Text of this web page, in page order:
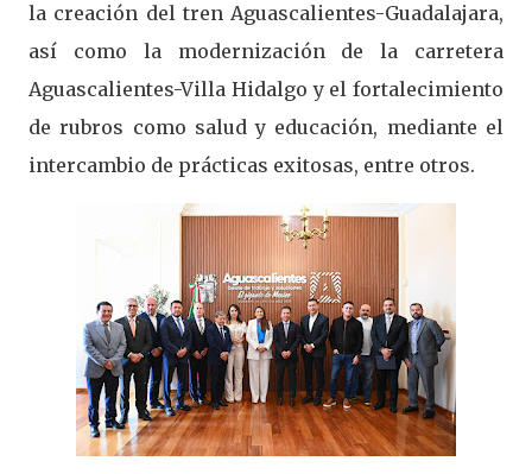
la creación del tren Aguascalientes-Guadalajara,
así como la modernización de la carretera
Aguascalientes-Villa Hidalgo y el fortalecimiento
de rubros como salud y educación, mediante el
intercambio de prácticas exitosas, entre otros.